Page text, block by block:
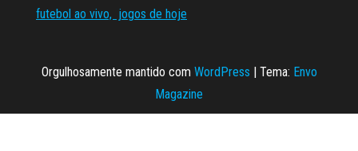
futebol ao vivo, jogos de hoje
Orgulhosamente mantido com WordPress | Tema: Envo
Magazine